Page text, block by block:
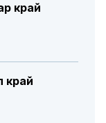
край
край